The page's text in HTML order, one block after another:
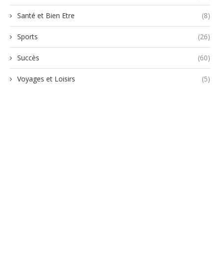
Santé et Bien Etre (8)
Sports (26)
Succès (60)
Voyages et Loisirs (5)